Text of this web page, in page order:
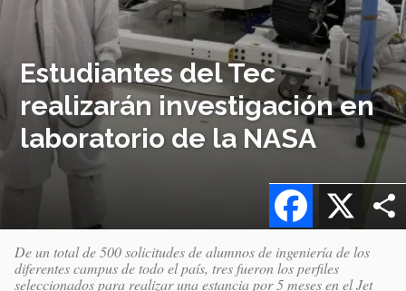
Estudiantes del Tec
realizarán investigación en
laboratorio de la NASA
X
Facebook
De un total de 500 solicitudes de alumnos de ingeniería de los
diferentes campus de todo el país, tres fueron los perfiles
seleccionados para realizar una estancia por 5 meses en el Jet